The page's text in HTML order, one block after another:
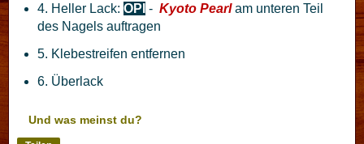
4. Heller Lack: OPI - Kyoto Pearlam unteren Teil
des Nagels auftragen
5. Klebestreifen entfernen
6. Überlack
Und was meinst du?